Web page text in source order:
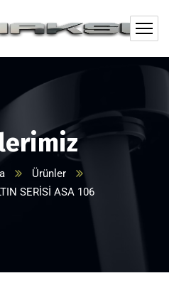
Ürünler
SERİSİ ASA 106